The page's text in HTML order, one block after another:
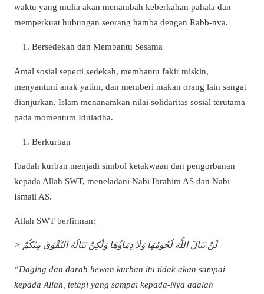
waktu yang mulia akan menambah keberkahan pahala dan
memperkuat hubungan seorang hamba dengan Rabb-nya.
Bersedekah dan Membantu Sesama
Amal sosial seperti sedekah, membantu fakir miskin,
menyantuni anak yatim, dan memberi makan orang lain sangat
dianjurkan. Islam menanamkan nilai solidaritas sosial terutama
pada momentum Iduladha.
Berkurban
Ibadah kurban menjadi simbol ketakwaan dan pengorbanan
kepada Allah SWT, meneladani Nabi Ibrahim AS dan Nabi
Ismail AS.
Allah SWT berfirman:
> لَنْ يَنَالَ اللَّهَ لُحُومُهَا وَلَا دِمَاؤُهَا وَلَٰكِنْ يَنَالُهُ التَّقْوَىٰ مِنْكُمْ
“Daging dan darah hewan kurban itu tidak akan sampai
kepada Allah, tetapi yang sampai kepada-Nya adalah